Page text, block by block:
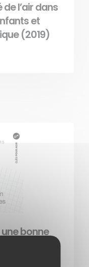
l’air dans
et
(2019)
une bonne
dans les